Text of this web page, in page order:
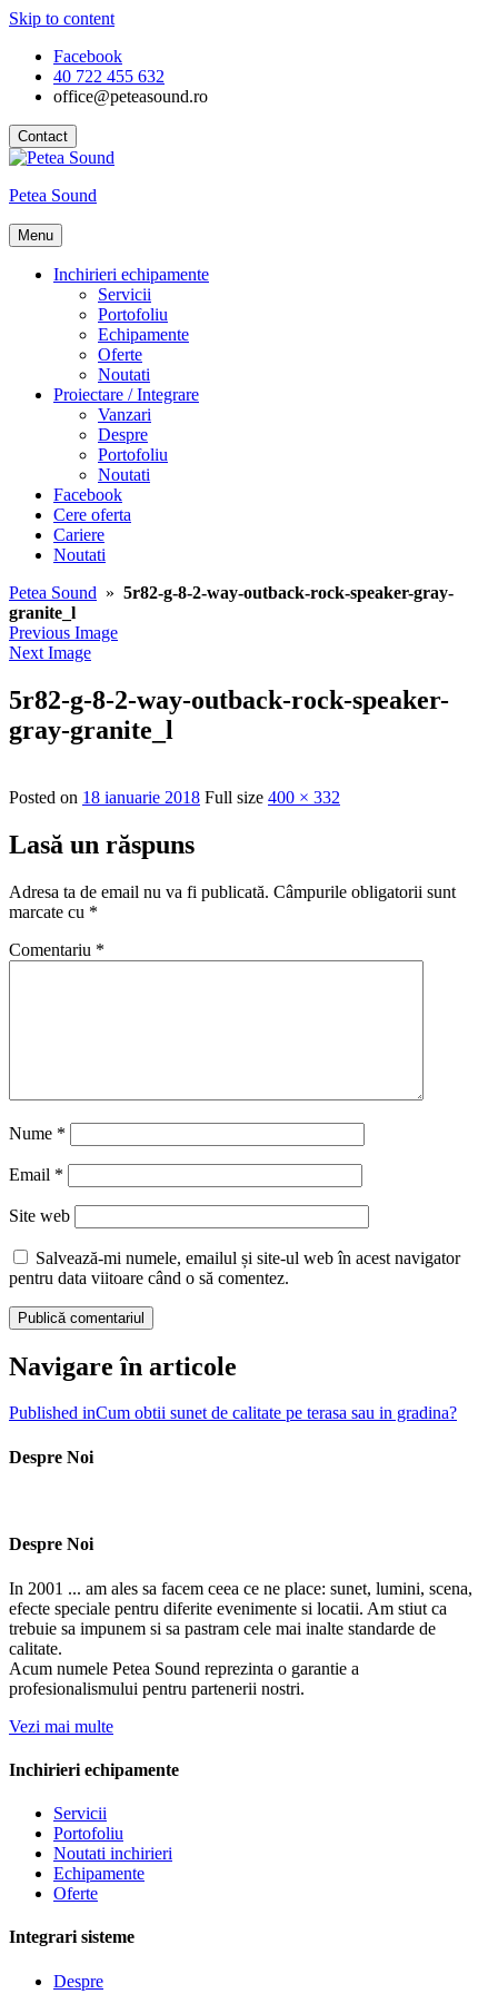
Skip to content
Facebook
40 722 455 632
office@peteasound.ro
Contact
Petea Sound
Menu
Inchirieri echipamente
Servicii
Portofoliu
Echipamente
Oferte
Noutati
Proiectare / Integrare
Vanzari
Despre
Portofoliu
Noutati
Facebook
Cere oferta
Cariere
Noutati
Petea Sound » 5r82-g-8-2-way-outback-rock-speaker-gray-
granite_l
Previous Image
Next Image
5r82-g-8-2-way-outback-rock-speaker-
gray-granite_l
Posted on 18 ianuarie 2018 Full size 400 × 332
Lasă un răspuns
Adresa ta de email nu va fi publicată. Câmpurile obligatorii sunt
marcate cu *
Comentariu *
Nume *
Email *
Site web
Salvează-mi numele, emailul și site-ul web în acest navigator
pentru data viitoare când o să comentez.
Navigare în articole
Published inCum obtii sunet de calitate pe terasa sau in gradina?
Despre Noi
Despre Noi
In 2001 ... am ales sa facem ceea ce ne place: sunet, lumini, scena,
efecte speciale pentru diferite evenimente si locatii. Am stiut ca
trebuie sa impunem si sa pastram cele mai inalte standarde de
calitate.
Acum numele Petea Sound reprezinta o garantie a
profesionalismului pentru partenerii nostri.
Vezi mai multe
Inchirieri echipamente
Servicii
Portofoliu
Noutati inchirieri
Echipamente
Oferte
Integrari sisteme
Despre